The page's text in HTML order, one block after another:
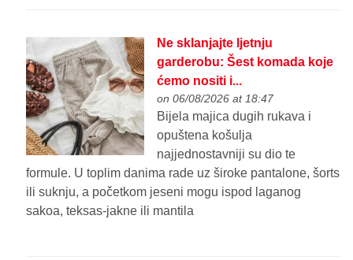
Ne sklanjajte ljetnju
garderobu: Šest komada koje
ćemo nositi i...
on 06/08/2026 at 18:47
Bijela majica dugih rukava i
opuštena košulja
najjednostavniji su dio te
formule. U toplim danima rade uz široke pantalone, šorts
ili suknju, a početkom jeseni mogu ispod laganog
sakoa, teksas-jakne ili mantila